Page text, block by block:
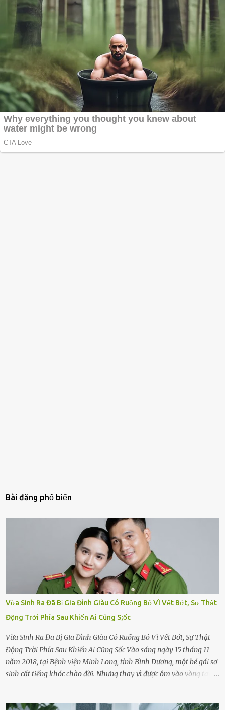
Bài đăng phổ biến
Vừa Sinh Ra Đã Bị Gia Đình Giàu Có Ruồng Bỏ Vì Vết Bớt, Sự Thật
Động Trời Phía Sau Khiến Ai Cũng S;ốc
Vừa Sinh Ra Đã Bị Gia Đình Giàu Có Ruồng Bỏ Vì Vết Bớt, Sự Thật
Động Trời Phía Sau Khiến Ai Cũng Sốc Vào sáng ngày 15 tháng 11
năm 2018, tại Bệnh viện Minh Long, tỉnh Bình Dương, một bé gái sơ
sinh cất tiếng khóc chào đời. Nhưng thay vì được ôm vào vòng tay